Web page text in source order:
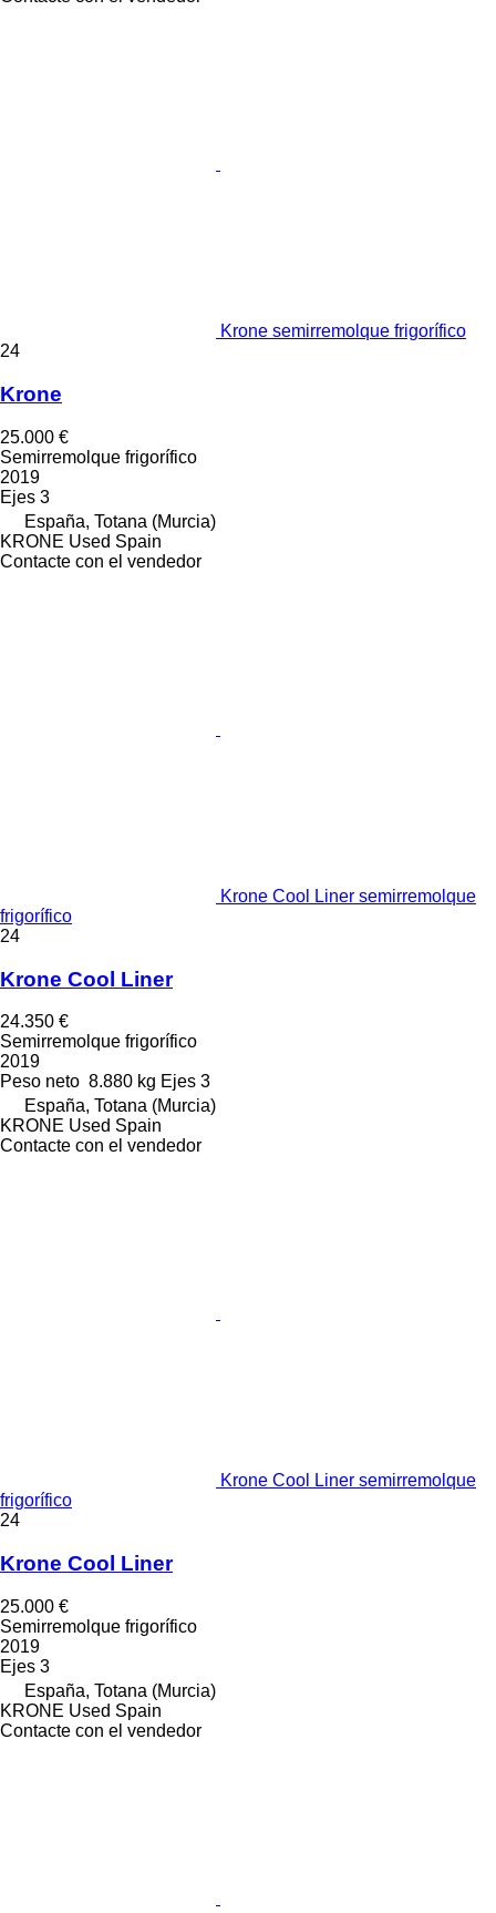
Krone semirremolque frigorífico
24
Krone
25.000 €
Semirremolque frigorífico
2019
Ejes 3
España, Totana (Murcia)
KRONE Used Spain
Contacte con el vendedor
Krone Cool Liner semirremolque
frigorífico
24
Krone Cool Liner
24.350 €
Semirremolque frigorífico
2019
Peso neto 8.880 kg Ejes 3
España, Totana (Murcia)
KRONE Used Spain
Contacte con el vendedor
Krone Cool Liner semirremolque
frigorífico
24
Krone Cool Liner
25.000 €
Semirremolque frigorífico
2019
Ejes 3
España, Totana (Murcia)
KRONE Used Spain
Contacte con el vendedor